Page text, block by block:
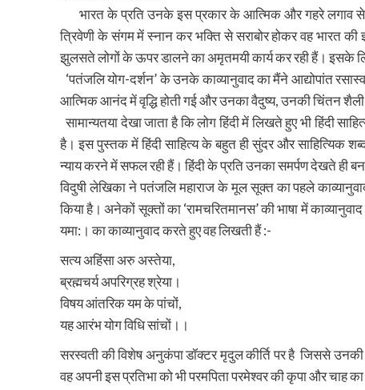
भारत के प्रति उनके इस प्रकार के आत्मिक और गहरे लगाव से
त्रिवेणी के संगम में स्नान कर भक्ति से सराबोर होकर वह भारत
झुलसते लोगों के ऊपर डालने का अमृतमयी कार्य कर रही हैं। इसके
‘पतंजलि योग-दर्शन’ के उनके काव्यानुवाद का मैंने आद्योपांत
आत्मिक आनंद में वृद्धि होती गई और उनका वैदुष्य, उनकी चिंतन
सामान्यतया देखा जाता है कि लोग हिंदी में लिखते हुए भी हिंदी
है। इस पुस्तक में हिंदी साहित्य के बहुत ही सुंदर और साहित्यिक
न्याय करने में सफल रही हैं। हिंदी के प्रति उनका समर्पण देखते ही
विदुषी लेखिका ने पतंजलि महाराज के मूल सूक्त का पहले
किया है। अनेकों सूक्तों का ‘रामचरितमानस’ की भाषा में
यमा:। का काव्यानुवाद करते हुए वह लिखती हैं :-
सत्य अहिंसा अरु अस्तेया,
ब्रह्मचर्य अपरिग्रह श्रेया।
विषय आंतरिक यम के पांचों,
यह आरंभ योग विधि सांचों।।
सरस्वती की विशेष अनुकंपा डॉक्टर मृदुल कीर्ति पर है जिससे उनकी
वह अपनी इस प्रतिभा को भी परमपिता परमेश्वर की कृपा और चाह